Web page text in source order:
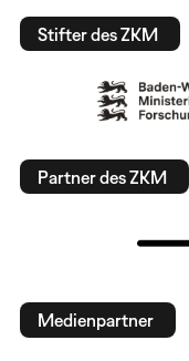
Stifter des ZKM
Partner des ZKM
Medienpartner